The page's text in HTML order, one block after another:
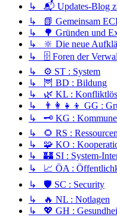
↳ 📬 Updates-Blog
↳ 📗 Gemeinsam
↳ 🌳 Gründen und
↳ 🔆 Die neue
↳ 🗄️ Foren der
↳ ⚙️ ST : System
↳ 🦉 BD : Bildung
↳ 🌿 KL :
↳ 👨‍👩‍👧‍👦 GG :
↳ 🗝️ KG :
↳ 🌻 RS :
↳ 🧩 KO :
↳ 🏰 SI : System-
↳ 📈 ÖA :
↳ 🛡️ SC : Security
↳ 🔥 NL : Notlagen
↳ 💖 GH :